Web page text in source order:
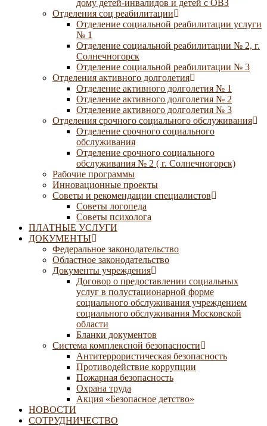
дому детей-инвалидов и детей с ОВЗ
Отделения соц реабилитации
Отделение социальной реабилитации услуги
№ 1
Отделение социальной реабилитации № 2, г.
Солнечногорск
Отделение социальной реабилитации № 3
Отделения активного долголетия
Отделение активного долголетия № 1
Отделение активного долголетия № 2
Отделение активного долголетия № 3
Отделения срочного социального обслуживания
Отделение срочного социального
обслуживания
Отделение срочного социального
обслуживания № 2 ( г. Солнечногорск)
Рабочие программы
Инновационные проекты
Советы и рекомендации специалистов
Советы логопеда
Советы психолога
ПЛАТНЫЕ УСЛУГИ
ДОКУМЕНТЫ
Федеральное законодательство
Областное законодательство
Документы учреждения
Договор о предоставлении социальных
услуг в полустационарной форме
социального обслуживания учреждением
социального обслуживания Московской
области
Бланки документов
Система комплексной безопасности
Антитеррористическая безопасность
Противодействие коррупции
Пожарная безопасность
Охрана труда
Акция «Безопасное детство»
НОВОСТИ
СОТРУДНИЧЕСТВО